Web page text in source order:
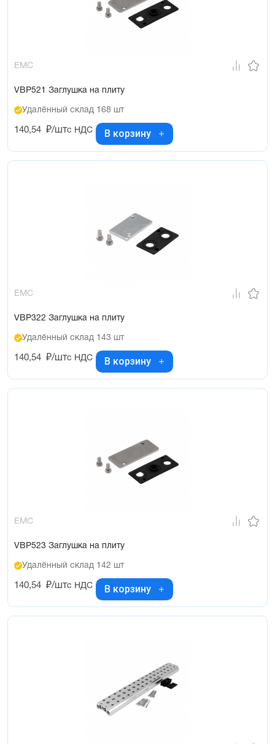
EMC
VBP521 Заглушка на плиту
Удалённый склад 168 шт
140,54 ₽/штс НДС В корзину
EMC
VBP322 Заглушка на плиту
Удалённый склад 143 шт
140,54 ₽/штс НДС В корзину
EMC
VBP523 Заглушка на плиту
Удалённый склад 142 шт
140,54 ₽/штс НДС В корзину